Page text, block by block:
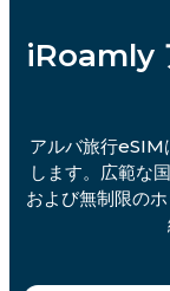
iRoamly
アルバ旅行eSIM
します。広範な
および無制限の